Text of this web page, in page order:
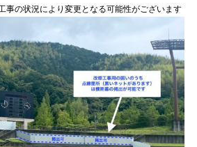
事の状況により変更となる可能性がございます